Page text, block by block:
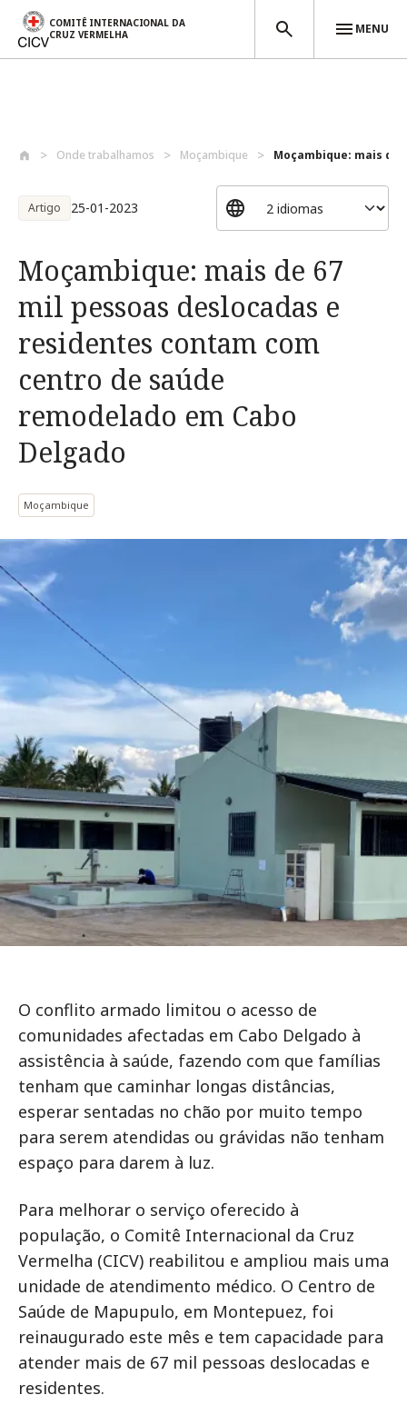
COMITÊ INTERNACIONAL DA
CRUZ VERMELHA
MENU
Onde trabalhamos Moçambique Moçambique: mais de
Artigo 25-01-2023
Moçambique: mais de 67
mil pessoas deslocadas e
residentes contam com
centro de saúde
remodelado em Cabo
Delgado
Moçambique
O conflito armado limitou o acesso de
comunidades afectadas em Cabo Delgado à
assistência à saúde, fazendo com que famílias
tenham que caminhar longas distâncias,
esperar sentadas no chão por muito tempo
para serem atendidas ou grávidas não tenham
espaço para darem à luz.
Para melhorar o serviço oferecido à
população, o Comitê Internacional da Cruz
Vermelha (CICV) reabilitou e ampliou mais uma
unidade de atendimento médico. O Centro de
Saúde de Mapupulo, em Montepuez, foi
reinaugurado este mês e tem capacidade para
atender mais de 67 mil pessoas deslocadas e
residentes.